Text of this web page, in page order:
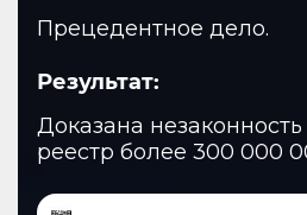
Прецедентное дело.
Результат:
Доказана
реестр более 300 000